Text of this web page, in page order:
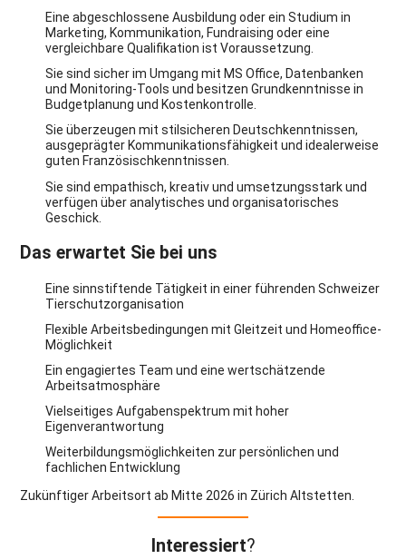
Eine abgeschlossene Ausbildung oder ein Studium in
Marketing, Kommunikation, Fundraising oder eine
vergleichbare Qualifikation ist Voraussetzung.
Sie sind sicher im Umgang mit MS Office, Datenbanken
und Monitoring-Tools und besitzen Grundkenntnisse in
Budgetplanung und Kostenkontrolle.
Sie überzeugen mit stilsicheren Deutschkenntnissen,
ausgeprägter Kommunikationsfähigkeit und idealerweise
guten Französischkenntnissen.
Sie sind empathisch, kreativ und umsetzungsstark und
verfügen über analytisches und organisatorisches
Geschick.
Das erwartet Sie bei uns
Eine sinnstiftende Tätigkeit in einer führenden Schweizer
Tierschutzorganisation
Flexible Arbeitsbedingungen mit Gleitzeit und Homeoffice-
Möglichkeit
Ein engagiertes Team und eine wertschätzende
Arbeitsatmosphäre
Vielseitiges Aufgabenspektrum mit hoher
Eigenverantwortung
Weiterbildungsmöglichkeiten zur persönlichen und
fachlichen Entwicklung
Zukünftiger Arbeitsort ab Mitte 2026 in Zürich Altstetten.
Interessiert?